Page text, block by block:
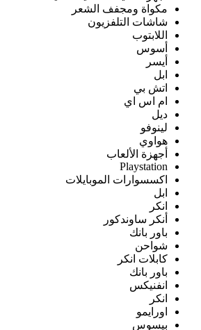
مكواة ومجفف الشعر
شاشات التلفزيون
اللابتوب
أسوس
أيسر
ابل
اتش بي
ام اس اي
ديل
لينوفو
هواوي
أجهزة الألعاب
Playstation
اكسسوارات الموبايلات
ابل
انكر
أنكر ساوندكور
باور بانك
شواحن
كابلات انكر
باور بانك
انفنيكس
انكر
اورايمو
بيسوس